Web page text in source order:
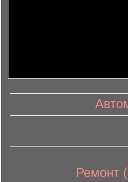
информационный контент
Ремонт